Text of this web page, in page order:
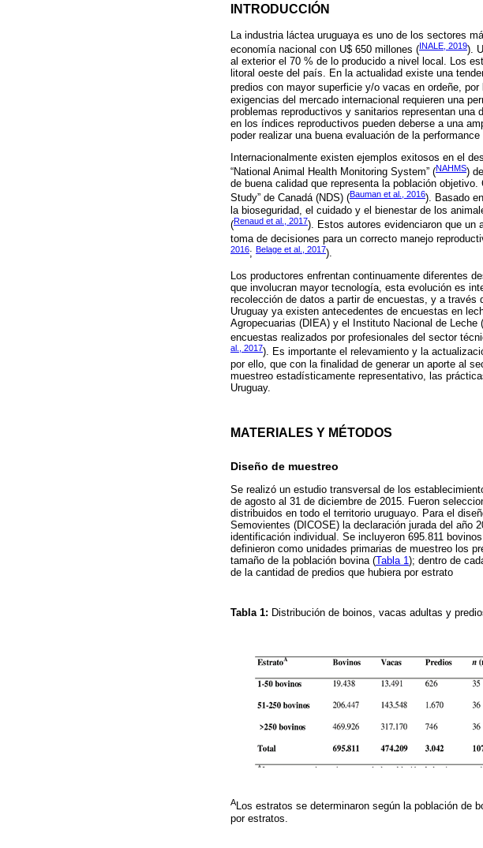
INTRODUCCIÓN
La industria láctea uruguaya es uno de los sectores
economía nacional con U$ 650 millones (INALE, 2019).
al exterior el 70 % de lo producido a nivel local. Los
litoral oeste del país. En la actualidad existe una
predios con mayor superficie y/o vacas en ordeñe,
exigencias del mercado internacional requieren una
problemas reproductivos y sanitarios representan
en los índices reproductivos pueden deberse a una
poder realizar una buena evaluación de la
Internacionalmente existen ejemplos exitosos en el
“National Animal Health Monitoring System” (NAHMS)
de buena calidad que representa la población
Study” de Canadá (NDS) (Bauman et al., 2016). Basado
la bioseguridad, el cuidado y el bienestar de los
(Renaud et al., 2017). Estos autores evidenciaron que un
toma de decisiones para un correcto manejo
2016; Belage et al., 2017).
Los productores enfrentan continuamente diferentes
que involucran mayor tecnología, esta evolución es
recolección de datos a partir de encuestas, y a
Uruguay ya existen antecedentes de encuestas en
Agropecuarias (DIEA) y el Instituto Nacional de
encuestas realizados por profesionales del sector
al., 2017). Es importante el relevamiento y la
por ello, que con la finalidad de generar un aporte al
muestreo estadísticamente representativo, las
Uruguay.
MATERIALES Y MÉTODOS
Diseño de muestreo
Se realizó un estudio transversal de los
de agosto al 31 de diciembre de 2015. Fueron
distribuidos en todo el territorio uruguayo. Para el
Semovientes (DICOSE) la declaración jurada del año
identificación individual. Se incluyeron 695.811
definieron como unidades primarias de muestreo los
tamaño de la población bovina (Tabla 1); dentro de
de la cantidad de predios que hubiera por estrato
Tabla 1: Distribución de boinos, vacas adultas y
ALos estratos se determinaron según la población de
por estratos.